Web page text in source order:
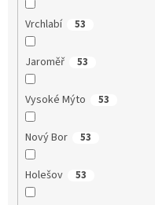
Vrchlabí 53
Jaroměř 53
Vysoké Mýto 53
Nový Bor 53
Holešov 53